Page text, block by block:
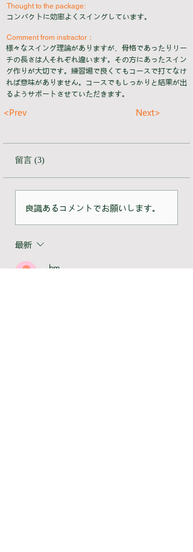
Thought to the package:
コンパクトに効率よくスイングしています。
Comment from instractor：
様々なスイング理論がありますが、骨格であったりリー
チの長さは人それぞれ違います。その方にあったスイン
グ作りが大切です。練習場で良くてもコースで打てなけ
れば意味がありません。コースでもしっかりと結果が出
るようサポートさせていただきます。
<Prev Next>
留言 (3)
良識あるコメントでお願いします。
最新
hm